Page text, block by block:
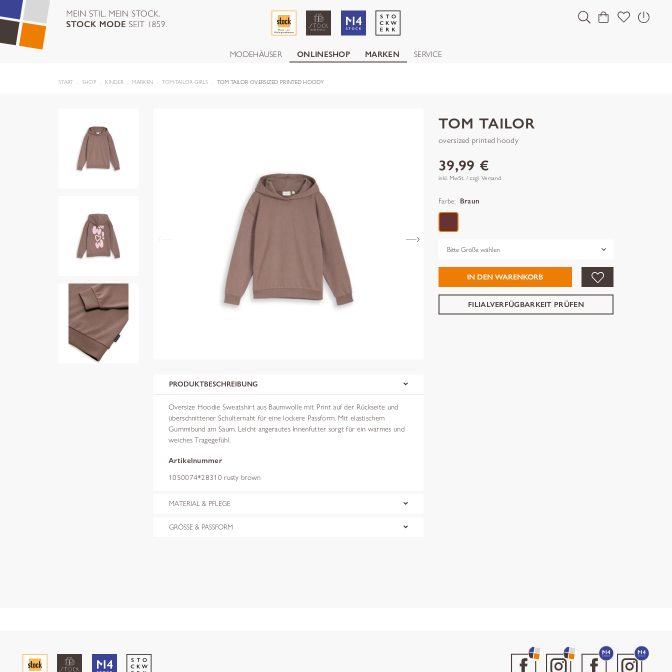
MODEHÄUSER ONLINESHOP MARKEN SERVICE
START SHOP KINDER MARKEN TOM-TAILOR-GIRLS TOM TAILOR OVERSIZED PRINTED HOODY
PRODUKTBESCHREIBUNG
Oversize Hoodie Sweatshirt aus Baumwolle mit Print auf der Rückseite und
überschnittener Schulternaht für eine lockere Passform. Mit elastischem
Gummibund am Saum. Leicht angerautes Innenfutter sorgt für ein warmes und
weiches Tragegefühl.
Artikelnummer
1050074*28310 rusty brown
MATERIAL & PFLEGE
GRÖSSE & PASSFORM
TOM TAILOR
oversized printed hoody
39,99 €
inkl. MwSt. / zzgl. Versand
Farbe: Braun
Grösse
IN DEN WARENKORB
FILIALVERFÜGBARKEIT PRÜFEN